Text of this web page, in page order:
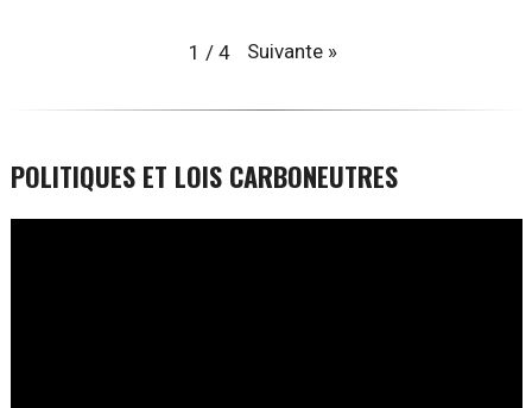
1 / 4 Suivante »
POLITIQUES ET LOIS CARBONEUTRES